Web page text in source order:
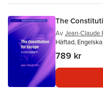
The
Av Jean-Claude
Häftad,
789 kr